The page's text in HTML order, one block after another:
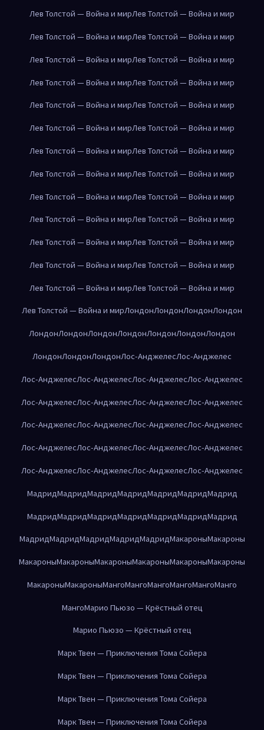
Лев Толстой — Война и мирЛев Толстой — Война и мир
Лев Толстой — Война и мирЛев Толстой — Война и мир
Лев Толстой — Война и мирЛев Толстой — Война и мир
Лев Толстой — Война и мирЛев Толстой — Война и мир
Лев Толстой — Война и мирЛев Толстой — Война и мир
Лев Толстой — Война и мирЛев Толстой — Война и мир
Лев Толстой — Война и мирЛев Толстой — Война и мир
Лев Толстой — Война и мирЛев Толстой — Война и мир
Лев Толстой — Война и мирЛев Толстой — Война и мир
Лев Толстой — Война и мирЛев Толстой — Война и мир
Лев Толстой — Война и мирЛев Толстой — Война и мир
Лев Толстой — Война и мирЛев Толстой — Война и мир
Лев Толстой — Война и мирЛев Толстой — Война и мир
Лев Толстой — Война и мирЛондонЛондонЛондонЛондон
ЛондонЛондонЛондонЛондонЛондонЛондонЛондон
ЛондонЛондонЛондонЛос-АнджелесЛос-Анджелес
Лос-АнджелесЛос-АнджелесЛос-АнджелесЛос-Анджелес
Лос-АнджелесЛос-АнджелесЛос-АнджелесЛос-Анджелес
Лос-АнджелесЛос-АнджелесЛос-АнджелесЛос-Анджелес
Лос-АнджелесЛос-АнджелесЛос-АнджелесЛос-Анджелес
Лос-АнджелесЛос-АнджелесЛос-АнджелесЛос-Анджелес
МадридМадридМадридМадридМадридМадридМадрид
МадридМадридМадридМадридМадридМадридМадрид
МадридМадридМадридМадридМадридМакароныМакароны
МакароныМакароныМакароныМакароныМакароныМакароны
МакароныМакароныМангоМангоМангоМангоМангоМанго
МангоМарио Пьюзо — Крёстный отец
Марио Пьюзо — Крёстный отец
Марк Твен — Приключения Тома Сойера
Марк Твен — Приключения Тома Сойера
Марк Твен — Приключения Тома Сойера
Марк Твен — Приключения Тома Сойера